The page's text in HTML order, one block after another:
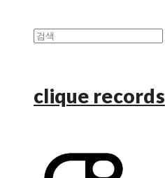
clique records